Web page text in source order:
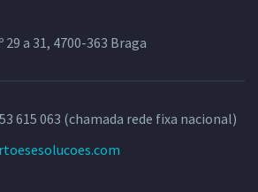
29 a 31, 4700-363 Braga
615 063 (chamada rede fixa nacional)